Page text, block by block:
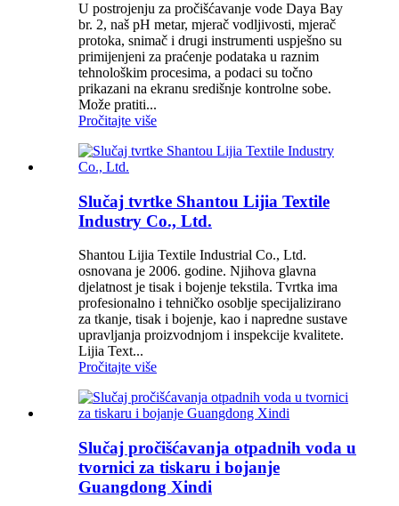
U postrojenju za pročišćavanje vode Daya Bay
br. 2, naš pH metar, mjerač vodljivosti, mjerač
protoka, snimač i drugi instrumenti uspješno su
primijenjeni za praćenje podataka u raznim
tehnološkim procesima, a podaci su točno
prikazani na ekranu središnje kontrolne sobe.
Može pratiti...
Pročitajte više
Slučaj tvrtke Shantou Lijia Textile
Industry Co., Ltd.
Shantou Lijia Textile Industrial Co., Ltd.
osnovana je 2006. godine. Njihova glavna
djelatnost je tisak i bojenje tekstila. Tvrtka ima
profesionalno i tehničko osoblje specijalizirano
za tkanje, tisak i bojenje, kao i napredne sustave
upravljanja proizvodnjom i inspekcije kvalitete.
Lijia Text...
Pročitajte više
Slučaj pročišćavanja otpadnih voda u
tvornici za tiskaru i bojanje
Guangdong Xindi